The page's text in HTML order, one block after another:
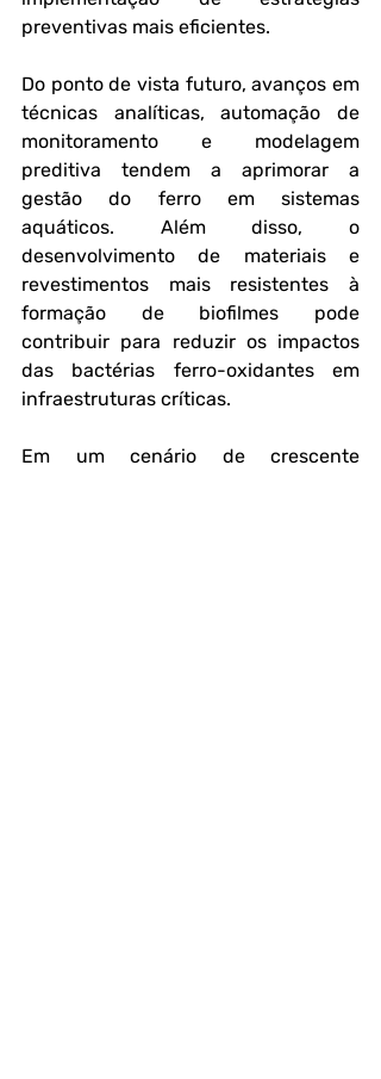
preventivas mais eficientes.
Do ponto de vista futuro, avanços em
técnicas analíticas, automação de
monitoramento e modelagem
preditiva tendem a aprimorar a
gestão do ferro em sistemas
aquáticos. Além disso, o
desenvolvimento de materiais e
revestimentos mais resistentes à
formação de biofilmes pode
contribuir para reduzir os impactos
das bactérias ferro-oxidantes em
infraestruturas críticas.
Em um cenário de crescente